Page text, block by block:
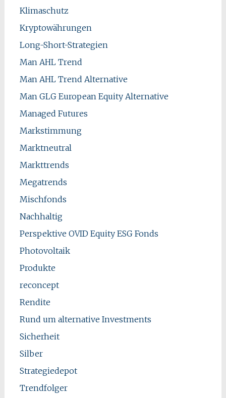
Klimaschutz
Kryptowährungen
Long-Short-Strategien
Man AHL Trend
Man AHL Trend Alternative
Man GLG European Equity Alternative
Managed Futures
Markstimmung
Marktneutral
Markttrends
Megatrends
Mischfonds
Nachhaltig
Perspektive OVID Equity ESG Fonds
Photovoltaik
Produkte
reconcept
Rendite
Rund um alternative Investments
Sicherheit
Silber
Strategiedepot
Trendfolger